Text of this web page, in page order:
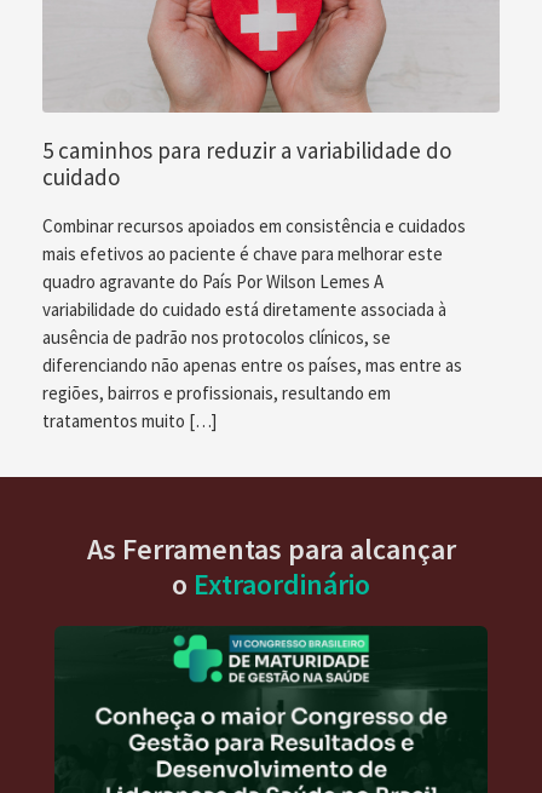
5 caminhos para reduzir a variabilidade do
cuidado
Combinar recursos apoiados em consistência e cuidados
mais efetivos ao paciente é chave para melhorar este
quadro agravante do País Por Wilson Lemes A
variabilidade do cuidado está diretamente associada à
ausência de padrão nos protocolos clínicos, se
diferenciando não apenas entre os países, mas entre as
regiões, bairros e profissionais, resultando em
tratamentos muito […]
As Ferramentas para alcançar
o Extraordinário